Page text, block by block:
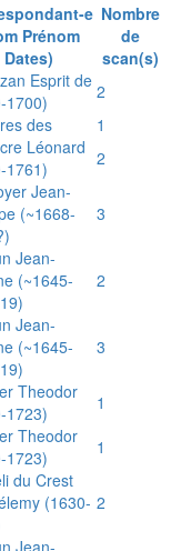
e
Prénom
Dates)
Nombre
de
scan(s)
Esprit de
1700)
2
des
1
Léonard
1761)
2
Jean-
(~1668-
3
Jean-
(~1645-
2
Jean-
(~1645-
3
Theodor
1723)
1
Theodor
1723)
1
du Crest
(1630- 2
Jean-